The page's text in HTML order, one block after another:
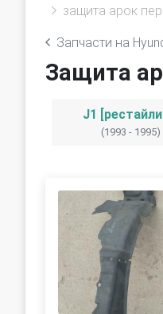
защита арок
Запчасти на
Защита
J1
(1993 - 1995)